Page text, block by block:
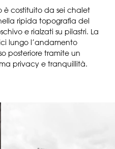
è costituito da sei chalet
ripida topografia del
e rialzati su pilastri. La
lungo l’andamento
posteriore tramite un
privacy e tranquillità.